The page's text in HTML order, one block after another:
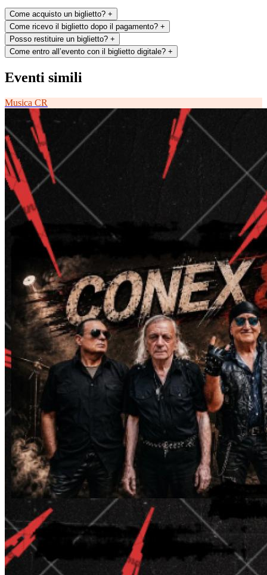
Come acquisto un biglietto? +
Come ricevo il biglietto dopo il pagamento? +
Posso restituire un biglietto? +
Come entro all’evento con il biglietto digitale? +
Eventi simili
Musica CR